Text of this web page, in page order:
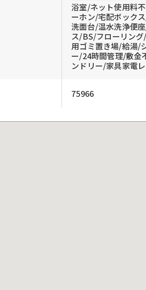
浴室/ネット使用料
ーホン/宅配ボック
洗面台/温水洗浄便
ス/BS/フローリン
用ゴミ置き場/給湯/
ー/24時間管理/敷金
ンドリー/家具家電
75966